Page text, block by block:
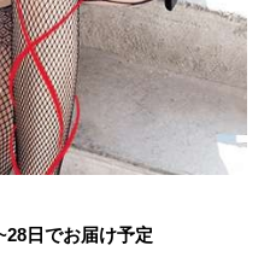
日でお届け予定